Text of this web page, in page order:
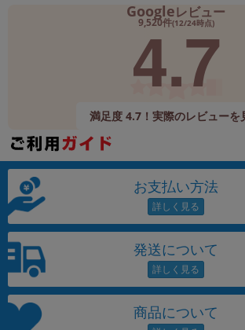
Googleレビュー
9,520件(12/24時点)
4.7
満足度 4.7！実際のレビューを
お支払い方法
発送について
商品について